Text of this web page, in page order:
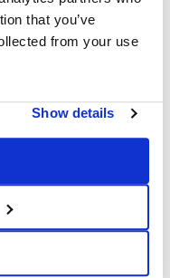
that you’ve
from your use
Show details